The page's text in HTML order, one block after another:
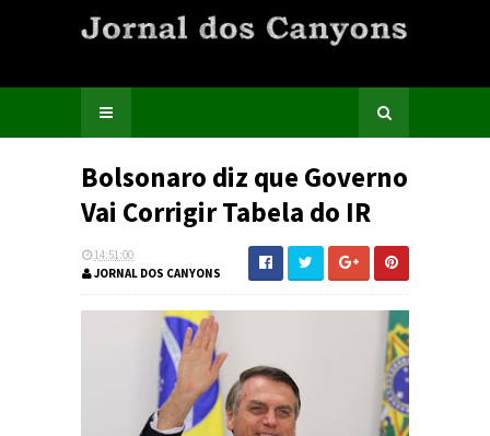
Bolsonaro diz que Governo
Vai Corrigir Tabela do IR
14:51:00
JORNAL DOS CANYONS